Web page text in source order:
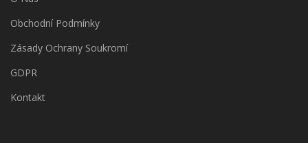
Obchodní Podmínky
Zásady Ochrany Soukromí
GDPR
Kontakt